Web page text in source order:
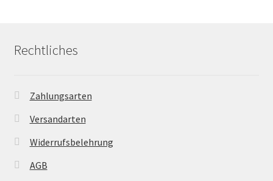
Rechtliches
Zahlungsarten
Versandarten
Widerrufsbelehrung
AGB